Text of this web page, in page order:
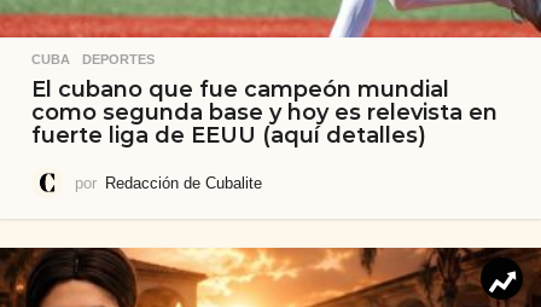
CUBA ,DEPORTES
El cubano que fue campeón mundial
como segunda base y hoy es relevista en
fuerte liga de EEUU (aquí detalles)
por Redacción de Cubalite